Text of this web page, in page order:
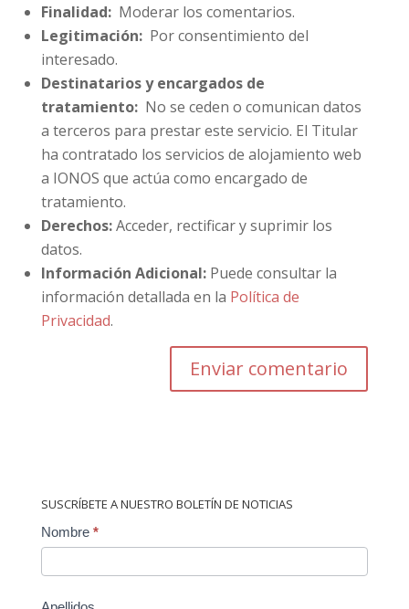
Finalidad:Moderar los comentarios.
Legitimación:Por consentimiento del
interesado.
Destinatarios y encargados de
tratamiento:No se ceden o comunican datos
a terceros para prestar este servicio. El Titular
ha contratado los servicios de alojamiento web
a IONOS que actúa como encargado de
tratamiento.
Derechos:Acceder, rectificar y suprimir los
datos.
Información Adicional:Puede consultar la
información detallada en la Política de
Privacidad.
SUSCRÍBETE A NUESTRO BOLETÍN DE NOTICIAS
Contact
Nombre *